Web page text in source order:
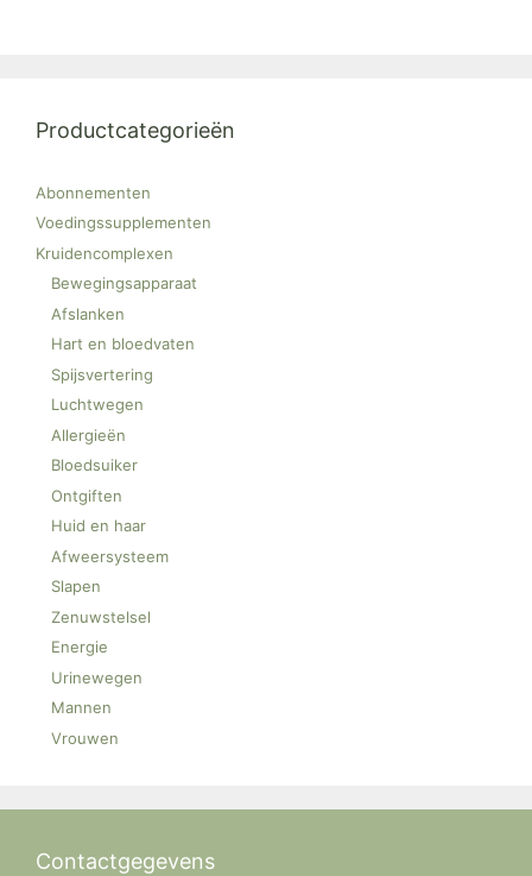
Productcategorieën
Abonnementen
Voedingssupplementen
Kruidencomplexen
Bewegingsapparaat
Afslanken
Hart en bloedvaten
Spijsvertering
Luchtwegen
Allergieën
Bloedsuiker
Ontgiften
Huid en haar
Afweersysteem
Slapen
Zenuwstelsel
Energie
Urinewegen
Mannen
Vrouwen
Contactgegevens